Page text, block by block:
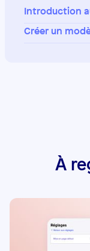
Introduction
Créer un
À